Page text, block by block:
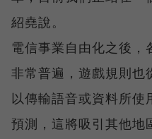
紹堯說。
電信事業自由化之後，
非常普遍，遊戲規則也
以傳輸語音或資料所使
預測，這將吸引其他地